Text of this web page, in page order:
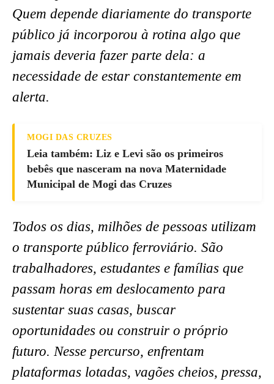
Quem depende diariamente do transporte
público já incorporou à rotina algo que
jamais deveria fazer parte dela: a
necessidade de estar constantemente em
alerta.
MOGI DAS CRUZES
Leia também: Liz e Levi são os primeiros
bebês que nasceram na nova Maternidade
Municipal de Mogi das Cruzes
Todos os dias, milhões de pessoas utilizam
o transporte público ferroviário. São
trabalhadores, estudantes e famílias que
passam horas em deslocamento para
sustentar suas casas, buscar
oportunidades ou construir o próprio
futuro. Nesse percurso, enfrentam
plataformas lotadas, vagões cheios, pressa,